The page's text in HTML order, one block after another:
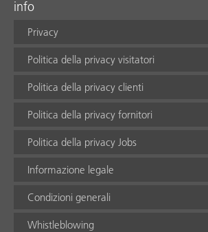
info
Privacy
Politica della privacy visitatori
Politica della privacy clienti
Politica della privacy fornitori
Politica della privacy Jobs
Informazione legale
Condizioni generali
Whistleblowing